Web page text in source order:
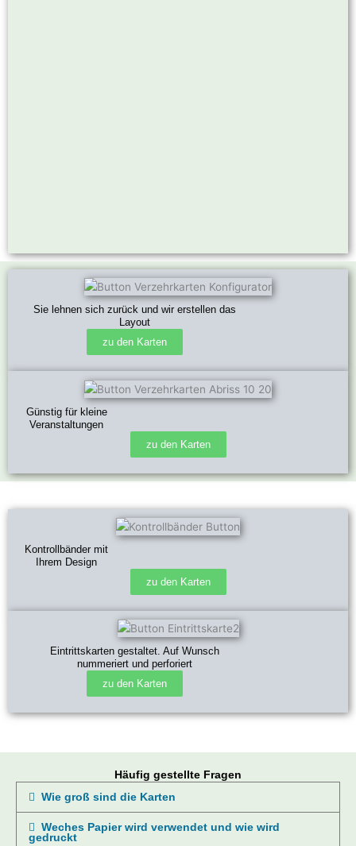
Sie lehnen sich zurück und wir erstellen das
Layout
zu den Karten
zu den Karten
Günstig für kleine
Veranstaltungen
zu den Karten
Kontrollbänder mit
Ihrem Design
Eintrittskarten gestaltet. Auf Wunsch
nummeriert und perforiert
zu den Karten
Häufig gestellte Fragen
Wie groß sind die Karten
Weches Papier wird verwendet und wie wird
gedruckt